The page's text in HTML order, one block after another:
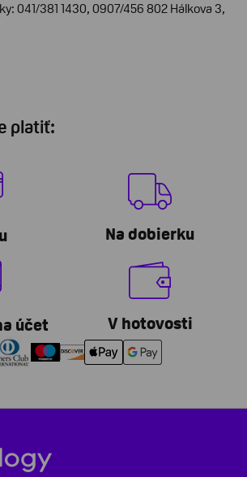
041/381 1430, 0907/456 802 Hálkova 3,
platiť:
Na dobierku
účet V hotovosti